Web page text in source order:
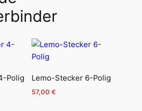
Polig Lemo-Stecker 6-Polig
57,00 €